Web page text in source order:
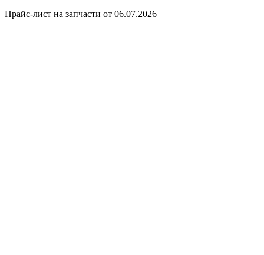
Прайс-лист на запчасти от 06.07.2026